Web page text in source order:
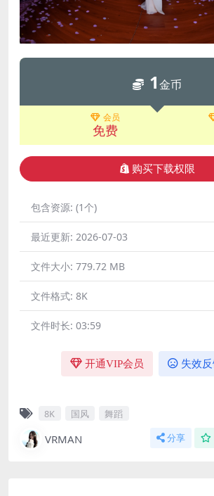
1金币
会员
免费
购买下载权限
包含资源: (1个)
最近更新: 2026-07-03
文件大小: 779.72 MB
文件格式: 8K
文件时长: 03:59
开通VIP会员 失效
8K 国风 舞蹈
VRMAN 分享